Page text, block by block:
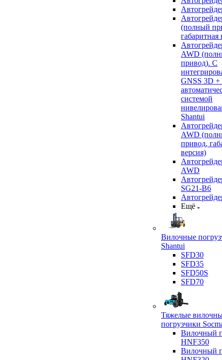
(полный
габаритная
AWD
привод). С
GNSS 3D +
системой
Shantui
AWD
привод,
версия)
AWD
SG21-B6
Ещё
Вилочные
Shantui
SFD30
SFD35
SFD50S
SFD70
Тяжелые
погрузчики
Вилочный
HNF350
Вилочный